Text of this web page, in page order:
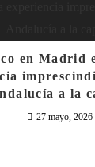
en Madrid
a la
27 mayo, 2026